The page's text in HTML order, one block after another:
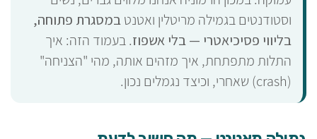
וסטודנטים בגמילה מריטלין ואטנטבמסגרת פתוחה,
בליווי פסיכיאטרי — בלי אשפוז. בעמוד הזה: איך
התלות מתפתחת, איך מזהים אותה, מהי "הצניחה"
(crash) שאחרי, וכיצד נגמלים נכון.